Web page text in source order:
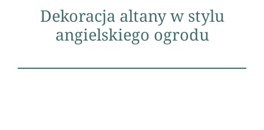
Dekoracja altany w stylu
angielskiego ogrodu